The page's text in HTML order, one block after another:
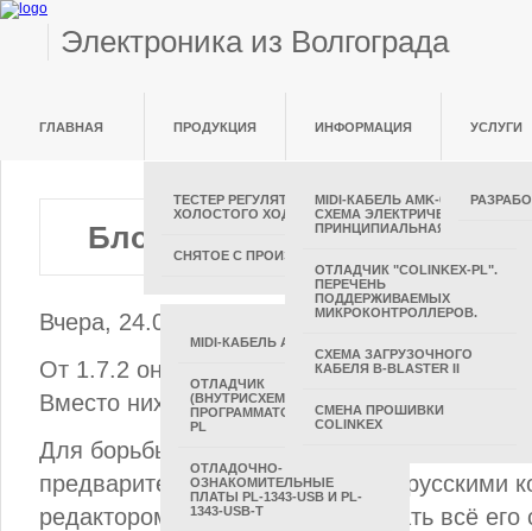
Электроника из Волгограда
ГЛАВНАЯ ПРОДУКЦИЯ
ТЕСТЕР РЕГУЛЯТОРА
ХОЛОСТОГО ХОДА ТРХХ-02
СНЯТОЕ С ПРОИЗВОДСТВА
MIDI-КАБЕЛЬ АМК-03
ОТЛАДЧИК
(ВНУТРИСХЕМНЫЙ
ПРОГРАММАТОР) COLINKEX-
PL
ОТЛАДОЧНО-
ОЗНАКОМИТЕЛЬНЫЕ
ПЛАТЫ PL-1343-USB И PL-
1343-USB-T
ИНФОРМАЦИЯ
MIDI-КАБЕЛЬ AMK-03.
СХЕМА ЭЛЕКТРИЧЕСКАЯ
ПРИНЦИПИАЛЬНАЯ.
ОТЛАДЧИК "COLINKEX-PL".
ПЕРЕЧЕНЬ
ПОДДЕРЖИВАЕМЫХ
МИКРОКОНТРОЛЛЕРОВ.
СХЕМА ЗАГРУЗОЧНОГО
КАБЕЛЯ B-BLASTER II
СМЕНА ПРОШИВКИ
COLINKEX
УСЛУГИ
Блог >>Вышла в
Вчера, 24.06.2013 года вышла в свет
От 1.7.2 она унаследовала неприятие
Вместо них ромбики.
Для борьбы с непониманием русского
предварительно открыть файл с русскими
редактором (Notepad), скопировать всё